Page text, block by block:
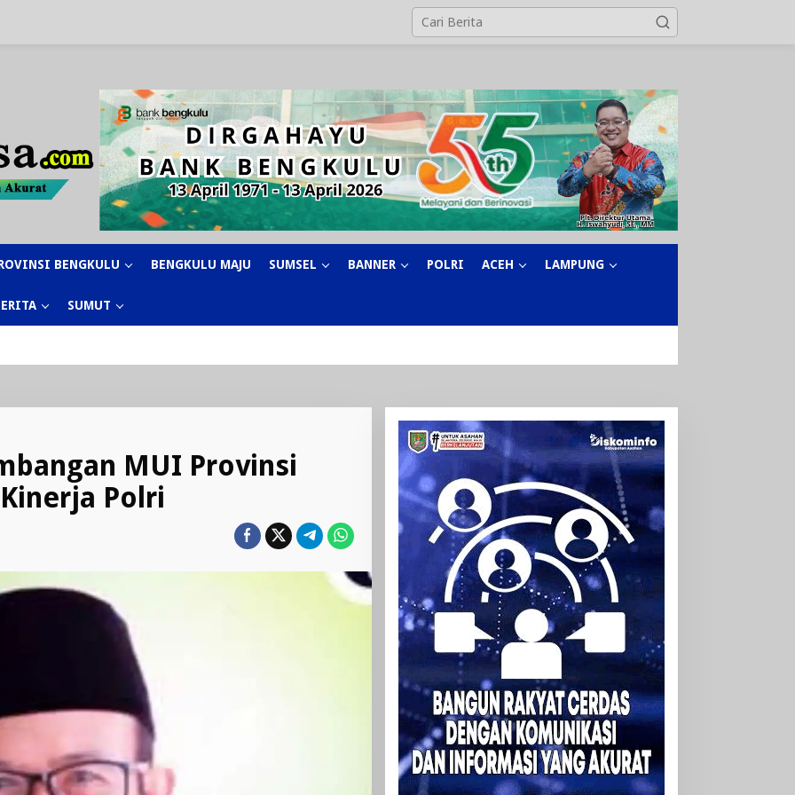
BENGKULU BENGKULU MAJU SUMSEL BANNER POLRI ACEH LAMPUNG
SUMUT
MUI Provinsi
Polri